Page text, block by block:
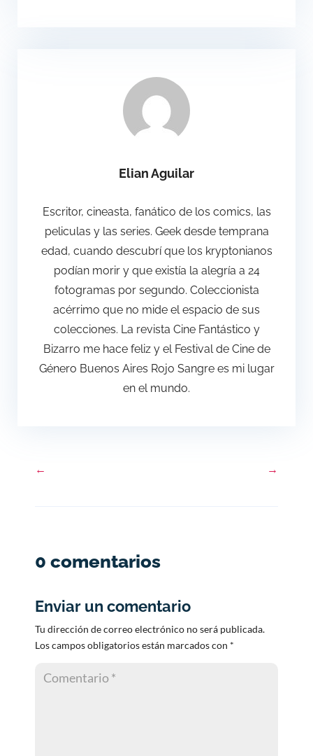
Elian Aguilar
Escritor, cineasta, fanático de los comics, las
peliculas y las series. Geek desde temprana
edad, cuando descubrí que los kryptonianos
podían morir y que existía la alegría a 24
fotogramas por segundo. Coleccionista
acérrimo que no mide el espacio de sus
colecciones. La revista Cine Fantástico y
Bizarro me hace feliz y el Festival de Cine de
Género Buenos Aires Rojo Sangre es mi lugar
en el mundo.
← →
0 comentarios
Enviar un comentario
Tu dirección de correo electrónico no será publicada.
Los campos obligatorios están marcados con *